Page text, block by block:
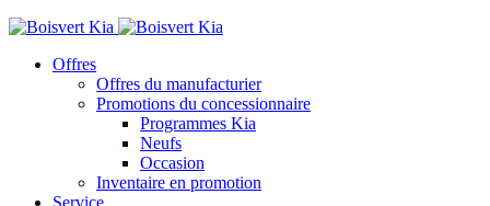
Offres
Offres du manufacturier
Promotions du concessionnaire
Programmes Kia
Neufs
Occasion
Inventaire en promotion
Service